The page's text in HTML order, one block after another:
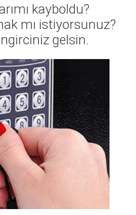
kayboldu?
mı istiyorsunuz?
gelsin.